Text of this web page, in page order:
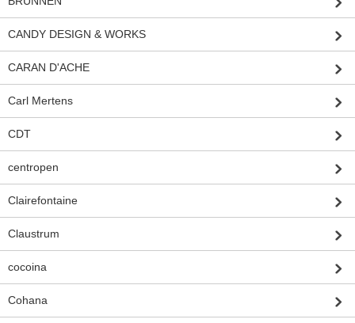
CANDY DESIGN & WORKS
CARAN D'ACHE
Carl Mertens
CDT
centropen
Clairefontaine
Claustrum
cocoina
Cohana